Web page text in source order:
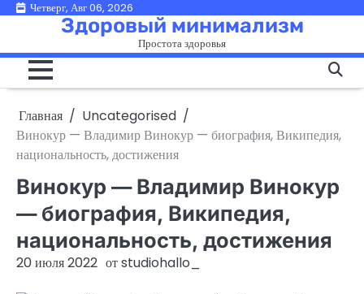
ПерейтиЧетверг, Авг 06, 2026
Здоровый минимализм
Простота здоровья
Главная
Uncategorised
Винокур — Владимир Винокур — биография, Википедия,
национальность, достижения
Винокур — Владимир Винокур
— биография, Википедия,
национальность, достижения
20 июля 2022 отstudiohallo_